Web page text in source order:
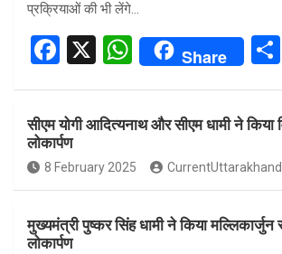
प्रक्रियाओं की भी लेंगे…
F
ce
b
o
o
k
X
W
s
A
p
p
Share
सीएम योगी आदित्यनाथ और सीएम धामी ने किया
लोकार्पण
8 February 2025 CurrentUttarakhand
मुख्यमंत्री पुष्कर सिंह धामी ने किया
लोकार्पण